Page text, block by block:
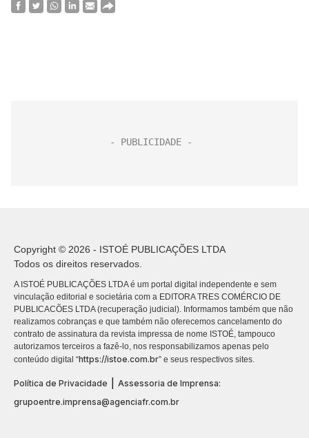
Copyright © 2026 - ISTOÉ PUBLICAÇÕES LTDA
Todos os direitos reservados.
A ISTOÉ PUBLICAÇÕES LTDA é um portal digital independente e sem
vinculação editorial e societária com a EDITORA TRES COMÉRCIO DE
PUBLICACÕES LTDA (recuperação judicial). Informamos também que não
realizamos cobranças e que também não oferecemos cancelamento do
contrato de assinatura da revista impressa de nome ISTOÉ, tampouco
autorizamos terceiros a fazê-lo, nos responsabilizamos apenas pelo
conteúdo digital “https://istoe.com.br” e seus respectivos sites.
Política de Privacidade
Assessoria de Imprensa:
grupoentre.imprensa@agenciafr.com.br